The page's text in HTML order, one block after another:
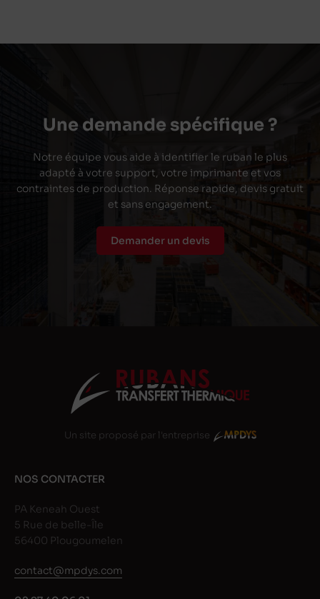
Une demande spécifique ?
Notre équipe vous aide à identifier le ruban le plus
adapté à votre support, votre imprimante et vos
contraintes de production. Réponse rapide, devis gratuit
et sans engagement.
Demander un devis
Un site proposé par l'entreprise
NOS CONTACTER
PA Keneah Ouest
5 Rue de belle-Île
56400 Plougoumelen
contact@mpdys.com